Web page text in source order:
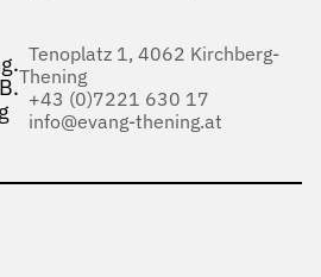
Tenoplatz 1, 4062 Kirchberg-
Thening
+43 (0)7221 630 17
info@evang-thening.at